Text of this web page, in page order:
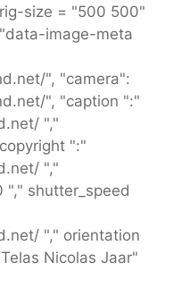
size = "500 500"
image-meta
", "camera":
", "caption ":"
","
":"
","
shutter_speed
"," orientation
Nicolas Jaar"